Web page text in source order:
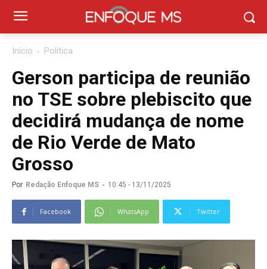
Início Política
Gerson participa de reunião
no TSE sobre plebiscito que
decidirá mudança de nome
de Rio Verde de Mato
Grosso
Por Redação Enfoque MS - 10:45 - 13/11/2025
Facebook WhatsApp Twitter